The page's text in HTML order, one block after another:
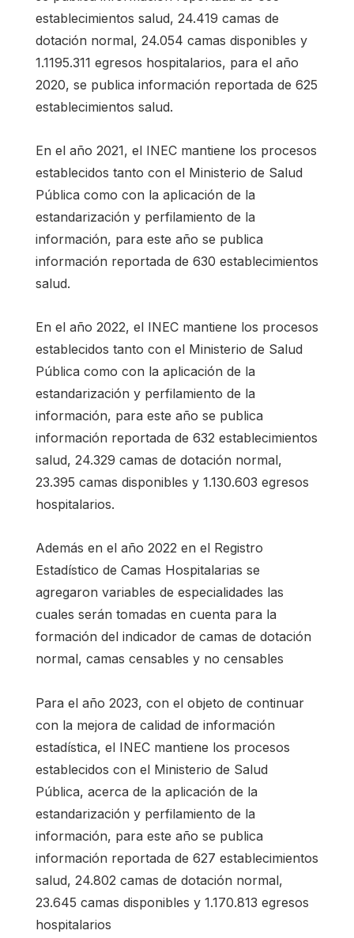
establecimientos salud, 24.419 camas de
dotación normal, 24.054 camas disponibles y
1.1195.311 egresos hospitalarios, para el año
2020, se publica información reportada de 625
establecimientos salud.
En el año 2021, el INEC mantiene los procesos
establecidos tanto con el Ministerio de Salud
Pública como con la aplicación de la
estandarización y perfilamiento de la
información, para este año se publica
información reportada de 630 establecimientos
salud.
En el año 2022, el INEC mantiene los procesos
establecidos tanto con el Ministerio de Salud
Pública como con la aplicación de la
estandarización y perfilamiento de la
información, para este año se publica
información reportada de 632 establecimientos
salud, 24.329 camas de dotación normal,
23.395 camas disponibles y 1.130.603 egresos
hospitalarios.
Además en el año 2022 en el Registro
Estadístico de Camas Hospitalarias se
agregaron variables de especialidades las
cuales serán tomadas en cuenta para la
formación del indicador de camas de dotación
normal, camas censables y no censables
Para el año 2023, con el objeto de continuar
con la mejora de calidad de información
estadística, el INEC mantiene los procesos
establecidos con el Ministerio de Salud
Pública, acerca de la aplicación de la
estandarización y perfilamiento de la
información, para este año se publica
información reportada de 627 establecimientos
salud, 24.802 camas de dotación normal,
23.645 camas disponibles y 1.170.813 egresos
hospitalarios